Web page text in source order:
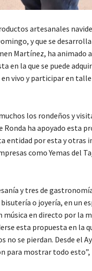
artesanales
y que se
Martínez, ha animado
en la que se puede
vivo y participar en
los rondeños y
ha apoyado esta
entidad por esta y otras
como Yemas del
y tres de
o joyería, en un
en directo por la
esta propuesta en la
no se pierdan. Desde el
para mostrar todo esto”,